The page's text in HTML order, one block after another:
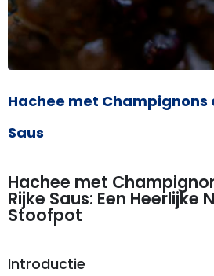
Hachee met Champignons
Saus
Hachee met
Rijke Saus: Een Heerlijke
Stoofpot
Introductie